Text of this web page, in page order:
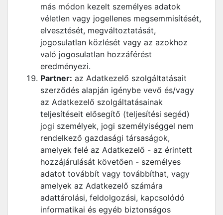
más módon kezelt személyes adatok
véletlen vagy jogellenes megsemmisítését,
elvesztését, megváltoztatását,
jogosulatlan közlését vagy az azokhoz
való jogosulatlan hozzáférést
eredményezi.
Partner: az Adatkezelő szolgáltatásait
szerződés alapján igénybe vevő és/vagy
az Adatkezelő szolgáltatásainak
teljesítéseit elősegítő (teljesítési segéd)
jogi személyek, jogi személyiséggel nem
rendelkező gazdasági társaságok,
amelyek felé az Adatkezelő - az érintett
hozzájárulását követően - személyes
adatot továbbít vagy továbbíthat, vagy
amelyek az Adatkezelő számára
adattárolási, feldolgozási, kapcsolódó
informatikai és egyéb biztonságos